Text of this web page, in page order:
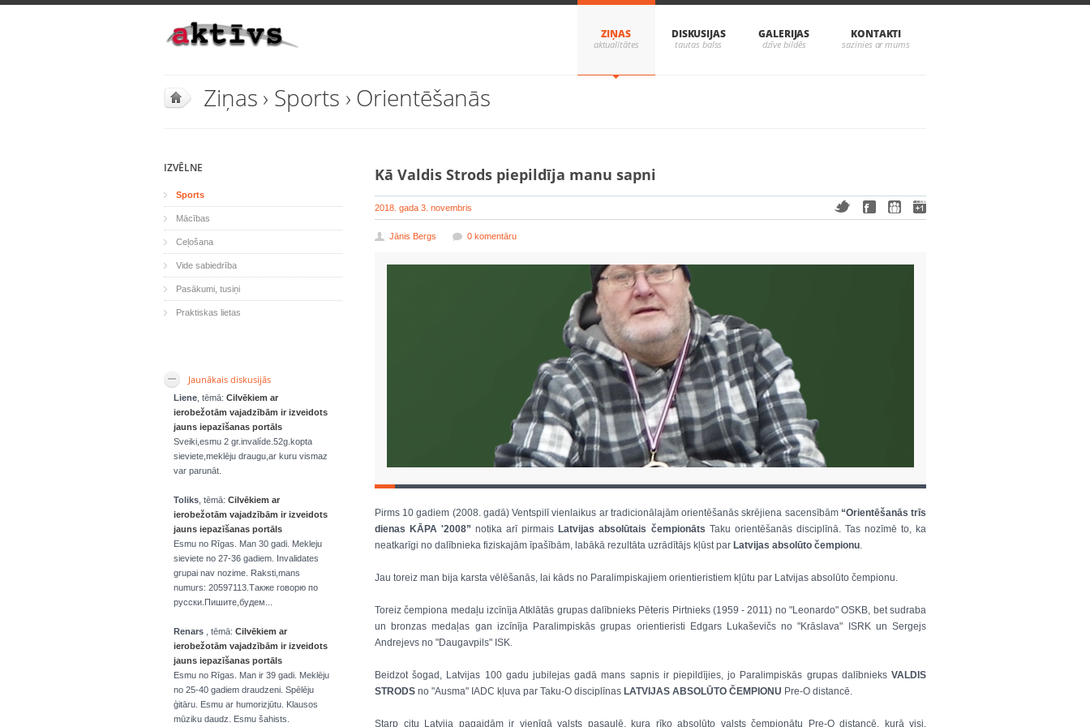
ZIŅAS DISKUSIJAS GALERIJAS KONTAKTI
Ziņas › Sports › Orientēšanās
Kā Valdis Strods piepildīja manu sapni
2018. gada 3. novembris
Jānis Bergs 0 komentāru
Pirms 10 gadiem (2008. gadā) Ventspilī vienlaikus ar tradicionālajām orientēšanās skrējiena sacensībām “Orientēšanās trīs
dienas KĀPA '2008”notika arī pirmais Latvijas absolūtais čempionāts Taku orientēšanās disciplīnā. Tas nozīmē to, ka
neatkarīgi no dalībnieka fiziskajām īpašībām, labākā rezultāta uzrādītājs kļūst par Latvijas absolūto čempionu.
Jau toreiz man bija karsta vēlēšanās, lai kāds no Paralimpiskajiem orientieristiem kļūtu par Latvijas absolūto čempionu.
Toreiz čempiona medaļu izcīnīja Atklātās grupas dalībnieks Pēteris Pirtnieks (1959 - 2011) no "Leonardo" OSKB, bet sudraba
un bronzas medaļas gan izcīnīja Paralimpiskās grupas orientieristi Edgars Lukaševičs no "Krāslava" ISRK un Sergejs
Andrejevs no "Daugavpils" ISK.
Beidzot šogad, Latvijas 100 gadu jubilejas gadā mans sapnis ir piepildījies, jo Paralimpiskās grupas dalībnieks VALDIS
STRODS no "Ausma" IADC kļuva par Taku-O disciplīnas LATVIJAS ABSOLŪTO ČEMPIONU Pre-O distancē.
Starp citu Latvija pagaidām ir vienīgā valsts pasaulē, kura rīko absolūto valsts čempionātu Pre-O distancē, kurā visi,
IZVĒLNE
Sports
Mācības
Ceļošana
Vide sabiedrība
Pasākumi, tusiņi
Praktiskas lietas
Jaunākais diskusijās
Liene , tēmā: Cilvēkiem ar
ierobežotām vajadzībām ir izveidots
jauns iepazīšanas portāls
Sveiki,esmu 2 gr.invalíde.52g.kopta
sieviete,meklēju draugu,ar kuru vismaz
var parunāt.
Toliks , tēmā: Cilvēkiem ar
ierobežotām vajadzībām ir izveidots
jauns iepazīšanas portāls
Esmu no Rīgas. Man 30 gadi. Mekleju
sieviete no 27-36 gadiem. Invalidates
grupai nav nozime. Raksti,mans
numurs: 20597113.Также говорю по
русски.Пишите,будем...
Renars , tēmā: Cilvēkiem ar
ierobežotām vajadzībām ir izveidots
jauns iepazīšanas portāls
Esmu no Rīgas. Man ir 39 gadi. Meklēju
no 25-40 gadiem draudzeni. Spēlēju
ģitāru. Esmu ar humorizjūtu. Klausos
mūziku daudz. Esmu šahists.